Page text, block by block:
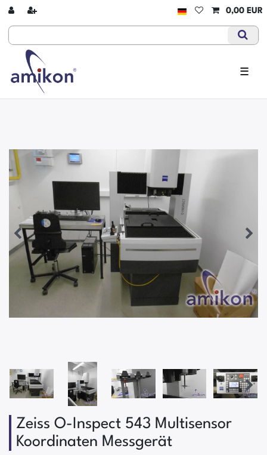
0,00 EUR
☰
Zeiss O-Inspect 543 Multisensor
Koordinaten Messgerät